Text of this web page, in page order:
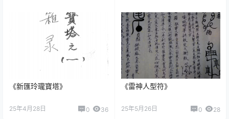
《新匯玲瓏寶塔》
25年4月28日 0 36
《雷神人型符》
25年5月26日 0 28